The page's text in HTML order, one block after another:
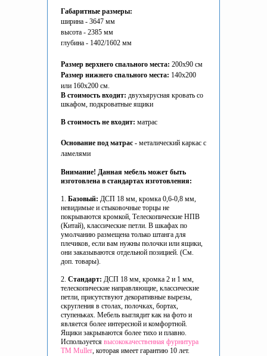
Габаритные размеры:
ширина - 3647 мм
высота - 2385 мм
глубина - 1402/1602 мм
Размер верхнего спального места: 200x90 см
Размер нижнего спального места: 140х200
или 160х200 см.
В стоимость входит: двухъярусная кровать со
шкафом, подкроватные ящики
В стоимость не входит: матрас
Основание под матрас - металический каркас с
ламелями
Внимание! Данная мебель может быть
изготовлена в стандартах изготовления:
1. Базовый: ДСП 18 мм, кромка 0,6-0,8 мм,
невидимые и стыковочные торцы не
покрываются кромкой, Телескопические НПВ
(Китай), классические петли. В шкафах по
умолчанию размещена только штанга для
плечиков, если вам нужны полочки или ящики,
они заказываются отдельной позицией. (См.
доп. товары).
2. Стандарт: ДСП 18 мм, кромка 2 и 1 мм,
телескопические направляющие, классические
петли, присутствуют декоративные вырезы,
скругления в столах, полочках, бортах,
ступеньках. Мебель выглядит как на фото и
является более интересной и комфортной.
Ящики закрываются более тихо и плавно.
Используется высококачественная фурнитура
ТМ Muller, которая имеет гарантию 10 лет.